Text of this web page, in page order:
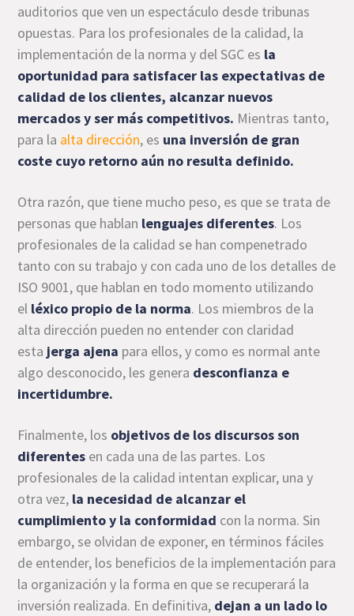
auditorios que ven un espectáculo desde tribunas
opuestas. Para los profesionales de la calidad, la
implementación de la norma y del SGC es la
oportunidad para satisfacer las expectativas de
calidad de los clientes, alcanzar nuevos
mercados y ser más competitivos. Mientras tanto,
para la alta dirección, es una inversión de gran
coste cuyo retorno aún no resulta definido.
Otra razón, que tiene mucho peso, es que se trata de
personas que hablan lenguajes diferentes. Los
profesionales de la calidad se han compenetrado
tanto con su trabajo y con cada uno de los detalles de
ISO 9001, que hablan en todo momento utilizando
el léxico propio de la norma. Los miembros de la
alta dirección pueden no entender con claridad
esta jerga ajena para ellos, y como es normal ante
algo desconocido, les genera desconfianza e
incertidumbre.
Finalmente, los objetivos de los discursos son
diferentes en cada una de las partes. Los
profesionales de la calidad intentan explicar, una y
otra vez, la necesidad de alcanzar el
cumplimiento y la conformidad con la norma. Sin
embargo, se olvidan de exponer, en términos fáciles
de entender, los beneficios de la implementación para
la organización y la forma en que se recuperará la
inversión realizada. En definitiva, dejan a un lado lo